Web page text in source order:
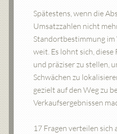
Spätestens, wenn die
Umsatzzahlen nicht
Standortbestimmung
weit. Es lohnt sich, diese
und präziser zu stellen,
Schwächen zu
gezielt auf den Weg zu
Verkaufsergebnissen
17 Fragen verteilen